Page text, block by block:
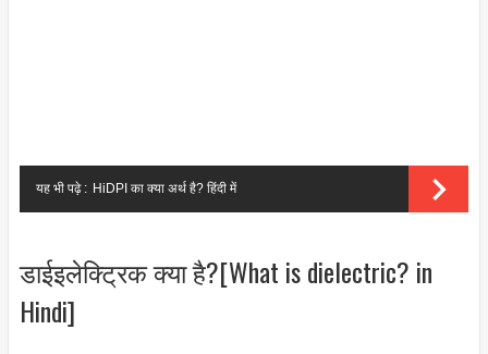
यह भी पढ़े : HiDPI का क्या अर्थ है? हिंदी में
डाईइलेक्ट्रिक क्या है?[What is dielectric? in
Hindi]